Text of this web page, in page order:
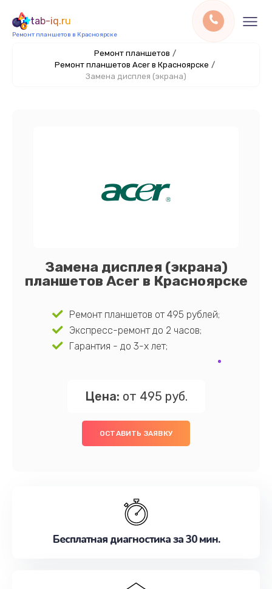
tab-iq.ru
Ремонт планшетов в Красноярске
Ремонт планшетов /
Ремонт планшетов Acer в Красноярске /
Замена дисплея (экрана)
Замена дисплея (экрана)
планшетов Acer в Красноярске
Ремонт планшетов от 495 рублей;
Экспресс-ремонт до 2 часов;
Гарантия - до 3-х лет;
Цена: от 495 руб.
ОСТАВИТЬ ЗАЯВКУ
Бесплатная диагностика за 30 мин.